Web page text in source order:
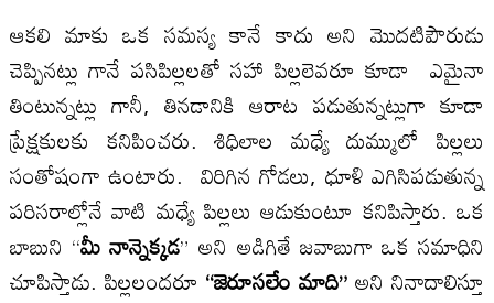
ఆకలి మాకు ఒక సమస్య కానే కాదు అని మొదటిపౌరుడు
చెప్పినట్లు గానే పసిపిల్లలతో సహా పిల్లలెవరూ కూడా ఎమైనా
తింటున్నట్లు గానీ, తినడానికి ఆరాట పడుతున్నట్లుగా కూడా
ప్రేక్షకులకు కనిపించరు. శిధిలాల మధ్యే దుమ్ములో పిల్లలు
సంతోషంగా ఉంటారు. విరిగిన గోడలు, ధూళి ఎగిసిపడుతున్న
పరిసరాల్లోనే వాటి మధ్యే పిల్లలు ఆడుకుంటూ కనిపిస్తారు. ఒక
బాబుని “మీ నాన్నెక్కడ” అని అడిగితే జవాబుగా ఒక సమాధిని
చూపిస్తాడు. పిల్లలందరూ “జెరూసలేం మాది”అని నినాదాలిస్తూ